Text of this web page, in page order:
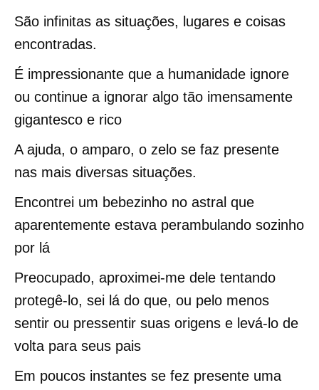
São infinitas as situações, lugares e coisas
encontradas.
É impressionante que a humanidade ignore
ou continue a ignorar algo tão imensamente
gigantesco e rico
A ajuda, o amparo, o zelo se faz presente
nas mais diversas situações.
Encontrei um bebezinho no astral que
aparentemente estava perambulando sozinho
por lá
Preocupado, aproximei-me dele tentando
protegê-lo, sei lá do que, ou pelo menos
sentir ou pressentir suas origens e levá-lo de
volta para seus pais
Em poucos instantes se fez presente uma